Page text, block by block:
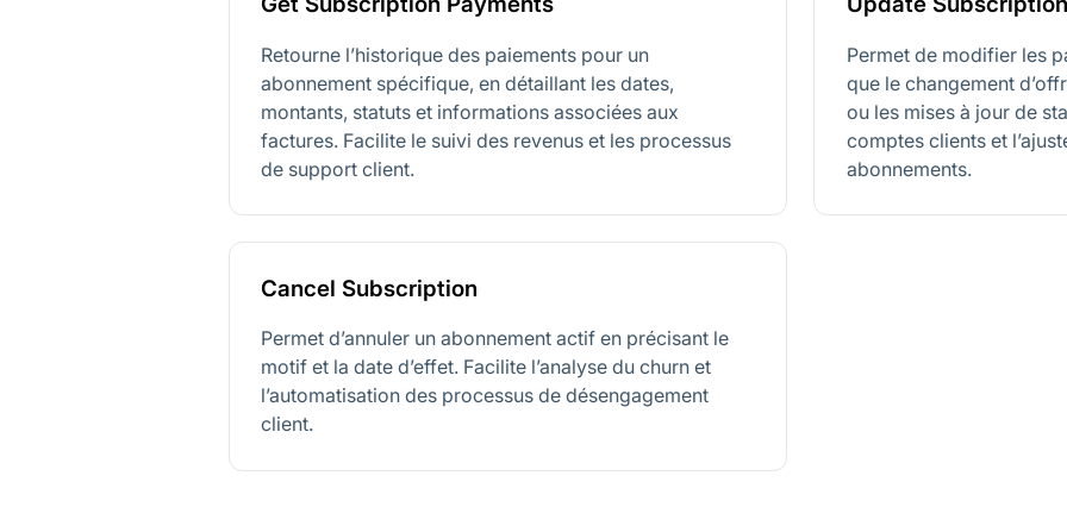
Retourne l’historique des paiements pour un
abonnement spécifique, en détaillant les dates,
montants, statuts et informations associées aux
factures. Facilite le suivi des revenus et les processus
de support client.
Permet de modifier les
que le changement
ou les mises à jour de
comptes clients et
abonnements.
Cancel Subscription
Permet d’annuler un abonnement actif en précisant le
motif et la date d’effet. Facilite l’analyse du churn et
l’automatisation des processus de désengagement
client.